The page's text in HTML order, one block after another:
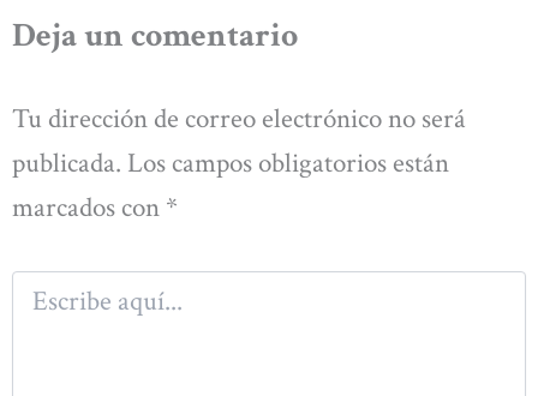
Deja un comentario
Tu dirección de correo electrónico no será
publicada. Los campos obligatorios están
marcados con *
Escribe
aquí...